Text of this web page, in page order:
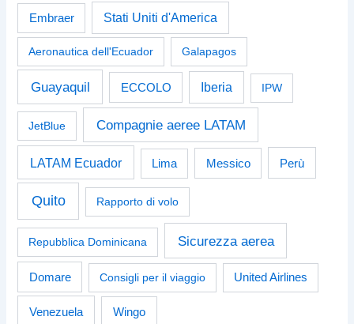
Embraer Stati Uniti d'America
Aeronautica dell'Ecuador Galapagos
Guayaquil ECCOLO Iberia IPW
JetBlue Compagnie aeree LATAM
LATAM Ecuador Lima Messico Perù
Quito Rapporto di volo
Repubblica Dominicana Sicurezza aerea
Domare Consigli per il viaggio United Airlines
Venezuela Wingo